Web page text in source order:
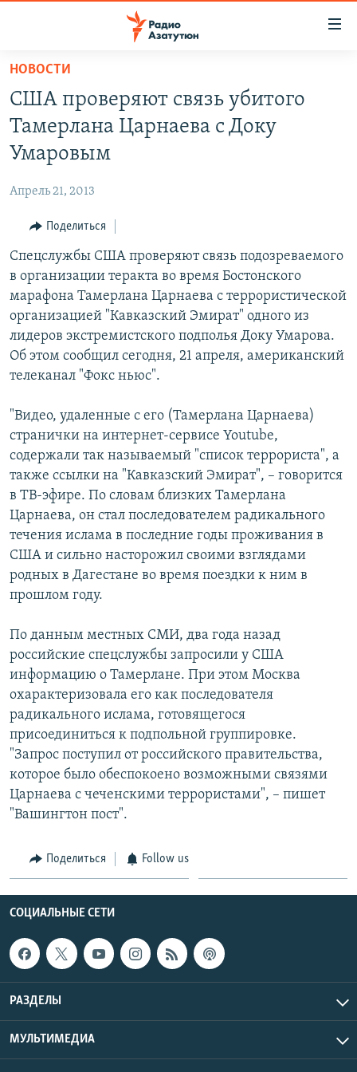
Перейти
основному
содержанию
Перейти
основной
навигации
Перейти
поиску
НОВОСТИ
ПОЛИТИКА
ЭКОНОМИКА
РЕГИОН
НАГОРНЫЙ КАРАБАХ
КУЛЬТУРА
СПОРТ
АРХИВ
English
Русский
Все сайты Радио Азатутюн
НОВОСТИ
США проверяют связь убитого
Тамерлана Царнаева с Доку
Умаровым
Апрель 21, 2013
Поделиться
Спецслужбы США проверяют связь подозреваемого
в организации теракта во время Бостонского
марафона Тамерлана Царнаева с террористической
организацией "Кавказский Эмират" одного из
лидеров экстремистского подполья Доку Умарова.
Об этом сообщил сегодня, 21 апреля, американский
телеканал "Фокс ньюс".
"Видео, удаленные с его (Тамерлана Царнаева)
странички на интернет-сервисе Youtube,
содержали так называемый "список террориста", а
также ссылки на "Кавказский Эмират", – говорится
в ТВ-эфире. По словам близких Тамерлана
Царнаева, он стал последователем радикального
течения ислама в последние годы проживания в
США и сильно насторожил своими взглядами
родных в Дагестане во время поездки к ним в
прошлом году.
По данным местных СМИ, два года назад
российские спецслужбы запросили у США
информацию о Тамерлане. При этом Москва
охарактеризовала его как последователя
радикального ислама, готовящегося
присоединиться к подпольной группировке.
"Запрос поступил от российского правительства,
которое было обеспокоено возможными связями
Царнаева с чеченскими террористами", – пишет
"Вашингтон пост".
Поделиться Follow us
СОЦИАЛЬНЫЕ СЕТИ
РАЗДЕЛЫ
МУЛЬТИМЕДИА